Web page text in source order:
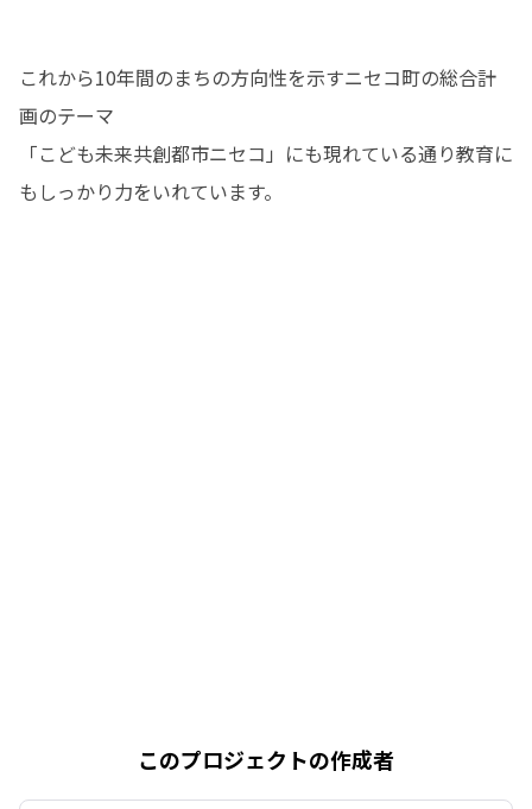
これから10年間のまちの方向性を示すニセコ町の総合計
画のテーマ
「こども未来共創都市ニセコ」にも現れている通り教育に
もしっかり力をいれています。
このプロジェクトの作成者